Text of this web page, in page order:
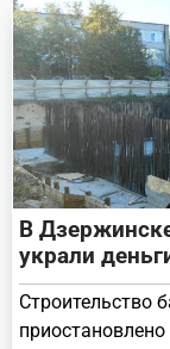
В
украли
Строительство